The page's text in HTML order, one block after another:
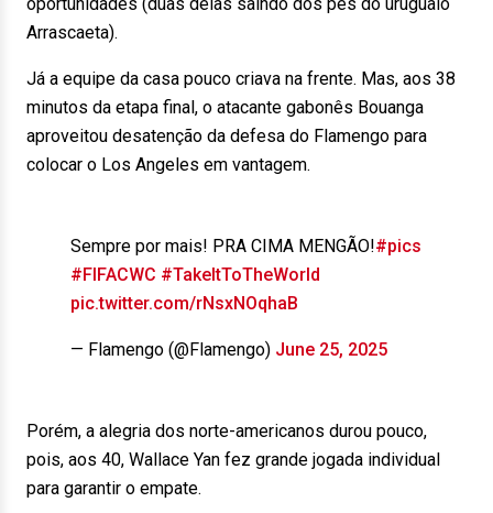
Arrascaeta).
Já a equipe da casa pouco criava na frente. Mas, aos 38
minutos da etapa final, o atacante gabonês Bouanga
aproveitou desatenção da defesa do Flamengo para
colocar o Los Angeles em vantagem.
Sempre por mais! PRA CIMA MENGÃO!#pics
#FIFACWC #TakeItToTheWorld
pic.twitter.com/rNsxNOqhaB
— Flamengo (@Flamengo) June 25, 2025
Porém, a alegria dos norte-americanos durou pouco,
pois, aos 40, Wallace Yan fez grande jogada individual
para garantir o empate.